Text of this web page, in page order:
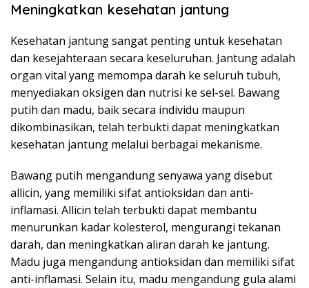
Meningkatkan kesehatan jantung
Kesehatan jantung sangat penting untuk kesehatan
dan kesejahteraan secara keseluruhan. Jantung adalah
organ vital yang memompa darah ke seluruh tubuh,
menyediakan oksigen dan nutrisi ke sel-sel. Bawang
putih dan madu, baik secara individu maupun
dikombinasikan, telah terbukti dapat meningkatkan
kesehatan jantung melalui berbagai mekanisme.
Bawang putih mengandung senyawa yang disebut
allicin, yang memiliki sifat antioksidan dan anti-
inflamasi. Allicin telah terbukti dapat membantu
menurunkan kadar kolesterol, mengurangi tekanan
darah, dan meningkatkan aliran darah ke jantung.
Madu juga mengandung antioksidan dan memiliki sifat
anti-inflamasi. Selain itu, madu mengandung gula alami